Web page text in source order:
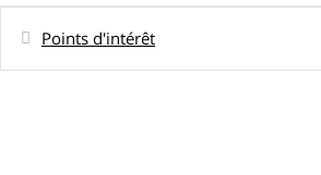
Points d'intérêt